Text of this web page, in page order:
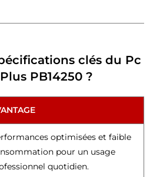
clés du Pc
PB14250 ?
optimisées et faible
pour un usage
quotidien.